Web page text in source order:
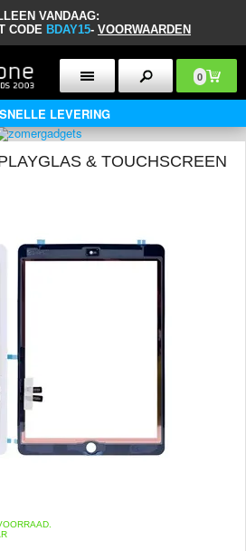
VANDAAG:
CODE BDAY15- VOORWAARDEN
0
SNELLE LEVERING
& TOUCHSCREEN